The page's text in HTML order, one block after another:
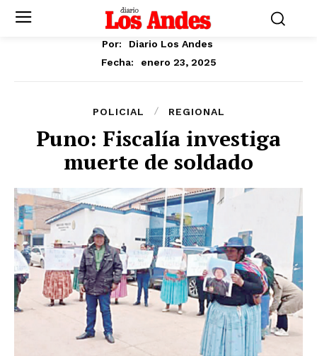
Por:
Diario Los Andes
Fecha:
enero 23, 2025
POLICIAL REGIONAL
Puno: Fiscalía investiga
muerte de soldado